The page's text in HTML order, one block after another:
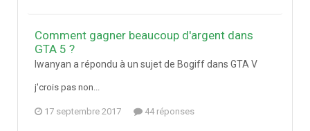
Comment gagner beaucoup d'argent dans
GTA 5 ?
Iwanyan a répondu à un sujet de Bogiff dans GTA V
j'crois pas non...
17 septembre 2017 44 réponses